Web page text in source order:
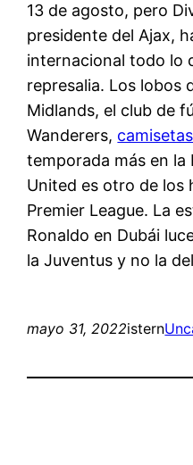
13 de agosto, pero
presidente del Ajax,
internacional todo lo
represalia. Los lobos
Midlands, el club de
Wanderers,
temporada más en la
United es otro de los
Premier League. La
Ronaldo en Dubái
la Juventus y no la
mayo 31, 2022istern